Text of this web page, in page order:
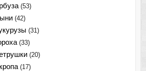
(53)
(42)
(31)
(33)
(20)
(17)